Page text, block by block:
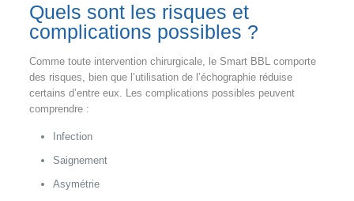
Quels sont les risques et
complications possibles ?
Comme toute intervention chirurgicale, le Smart BBL comporte
des risques, bien que l’utilisation de l’échographie réduise
certains d’entre eux. Les complications possibles peuvent
comprendre :
Infection
Saignement
Asymétrie